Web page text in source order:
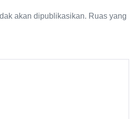
akan dipublikasikan. Ruas yang